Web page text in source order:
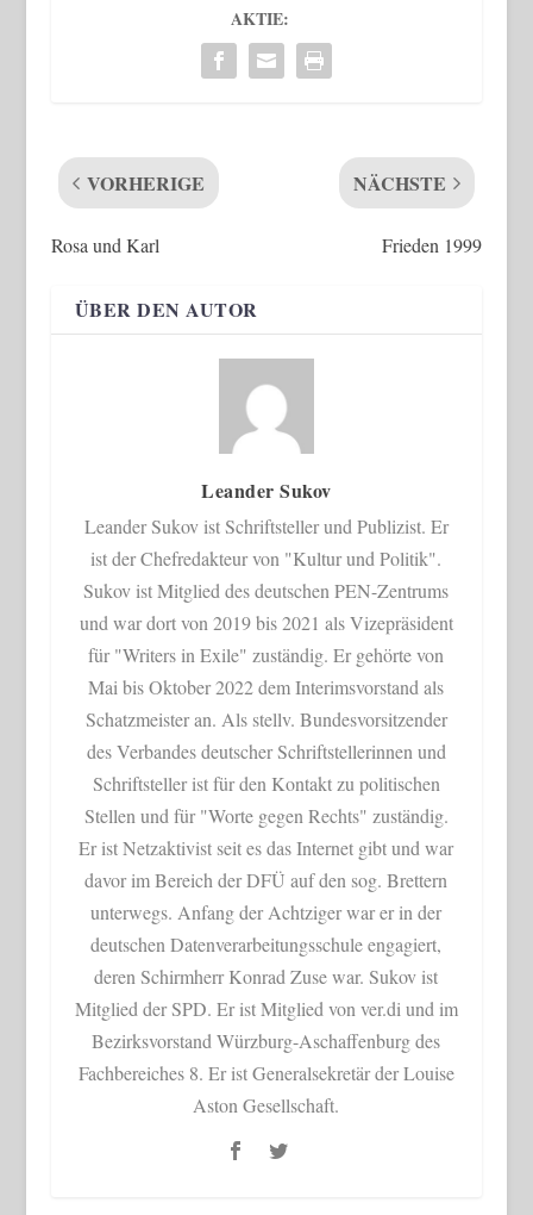
AKTIE:
VORHERIGE
Rosa und Karl
NÄCHSTE
Frieden 1999
ÜBER DEN AUTOR
Leander Sukov
Leander Sukov ist Schriftsteller und Publizist. Er
ist der Chefredakteur von "Kultur und Politik".
Sukov ist Mitglied des deutschen PEN-Zentrums
und war dort von 2019 bis 2021 als Vizepräsident
für "Writers in Exile" zuständig. Er gehörte von
Mai bis Oktober 2022 dem Interimsvorstand als
Schatzmeister an. Als stellv. Bundesvorsitzender
des Verbandes deutscher Schriftstellerinnen und
Schriftsteller ist für den Kontakt zu politischen
Stellen und für "Worte gegen Rechts" zuständig.
Er ist Netzaktivist seit es das Internet gibt und war
davor im Bereich der DFÜ auf den sog. Brettern
unterwegs. Anfang der Achtziger war er in der
deutschen Datenverarbeitungsschule engagiert,
deren Schirmherr Konrad Zuse war. Sukov ist
Mitglied der SPD. Er ist Mitglied von ver.di und im
Bezirksvorstand Würzburg-Aschaffenburg des
Fachbereiches 8. Er ist Generalsekretär der Louise
Aston Gesellschaft.